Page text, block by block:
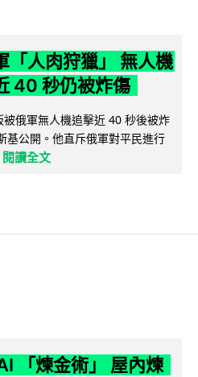
「人肉狩獵」 無人機
40 秒仍被炸傷
俄軍無人機追擊近 40 秒後被炸
基公開。他直斥俄軍對平民進行
閱讀全文
「煉金術」 屋內煉